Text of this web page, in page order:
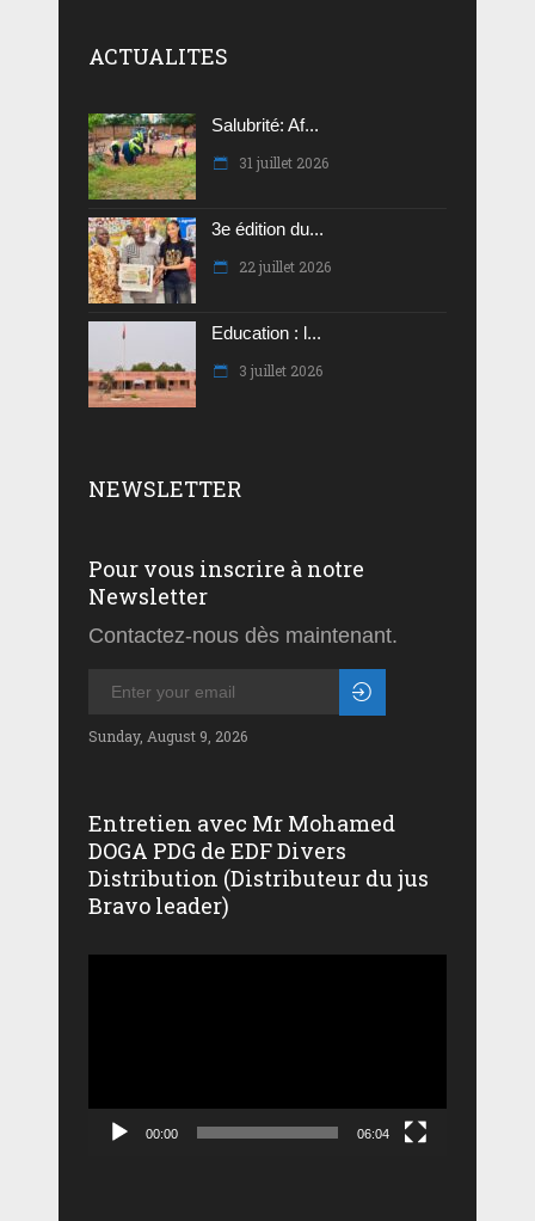
ACTUALITES
Salubrité: Af...
31 juillet 2026
3e édition du...
22 juillet 2026
Education : l...
3 juillet 2026
NEWSLETTER
Pour vous inscrire à notre
Newsletter
Contactez-nous dès maintenant.
Sunday, August 9, 2026
Entretien avec Mr Mohamed
DOGA PDG de EDF Divers
Distribution (Distributeur du jus
Bravo leader)
00:00 06:04